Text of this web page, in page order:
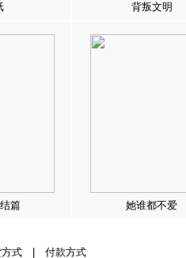
背叛文明
篇 她谁都不爱
式| 付款方式